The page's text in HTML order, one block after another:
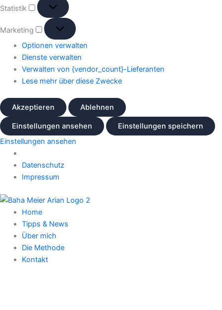
Statistik
Marketing
Optionen verwalten
Dienste verwalten
Verwalten von {vendor_count}-Lieferanten
Lese mehr über diese Zwecke
Akzeptieren Ablehnen
Einstellungen ansehen
Einstellungen speichern
Einstellungen ansehen
Datenschutz
Impressum
Home
Tipps & News
Über mich
Die Methode
Kontakt